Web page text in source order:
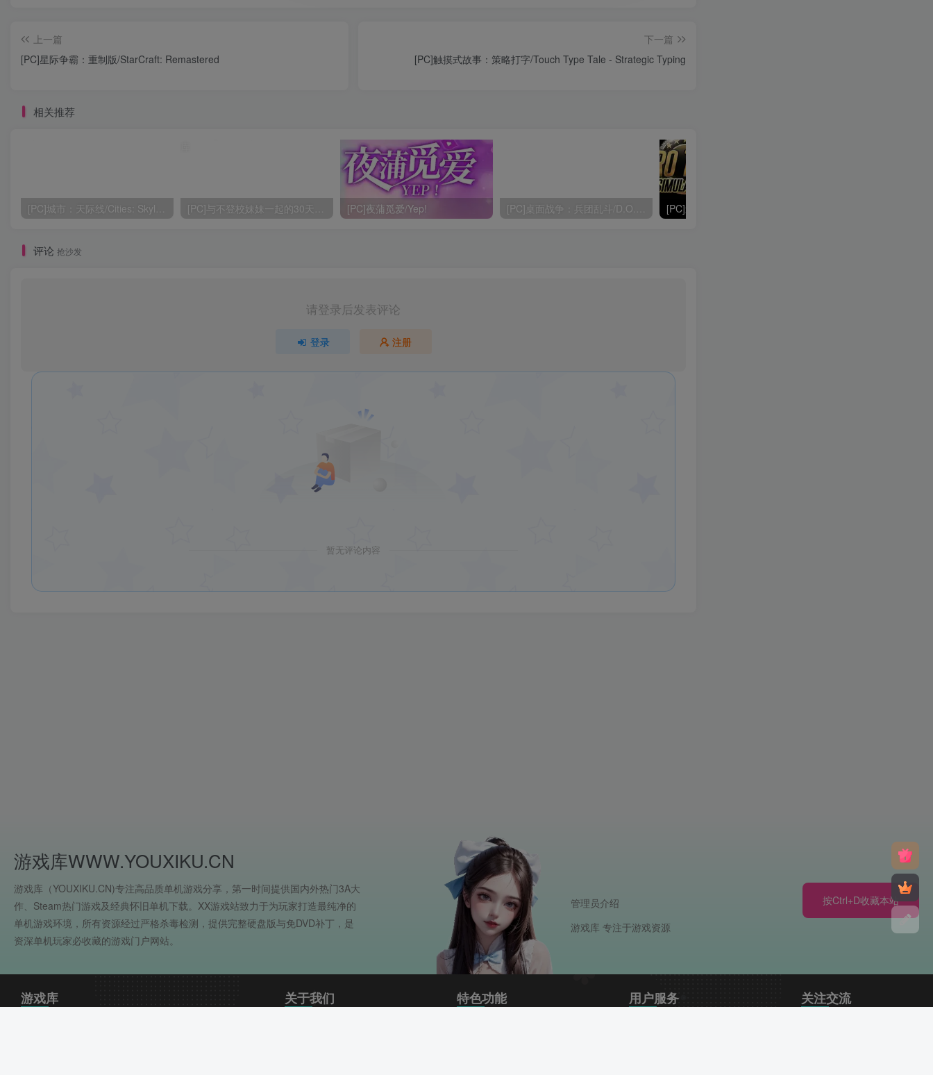
上一篇
[PC]星际争霸：重制版/StarCraft: Remastered
下一篇
[PC]触摸式故事：策略打字/Touch Type Tale - Strategic Typing
相关推荐
[PC]夜蒲觅爱/Yep!
评论 抢沙发
请登录后发表评论
登录 注册
暂无评论内容
游戏库WWW.YOUXIKU.CN
游戏库（YOUXIKU.CN)专注高品质单机游戏分享，第一时间提供国内外热门3A大
作、Steam热门游戏及经典怀旧单机下载。XX游戏站致力于为玩家打造最纯净的
单机游戏环境，所有资源经过严格杀毒检测，提供完整硬盘版与免DVD补丁，是
资深单机玩家必收藏的游戏门户网站。
按Ctrl+D收藏本站
管理员介绍
游戏库 专注于游戏资源
游戏库 关于我们 特色功能 用户服务 关注交流